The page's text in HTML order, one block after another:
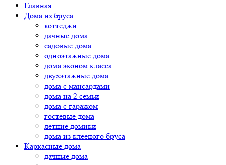
Главная
Дома из бруса
коттеджи
дачные дома
садовые дома
одноэтажные дома
дома эконом класса
двухэтажные дома
дома с мансардами
дома на 2 семьи
дома с гаражом
гостевые дома
летние домики
дома из клееного бруса
Каркасные дома
дачные дома